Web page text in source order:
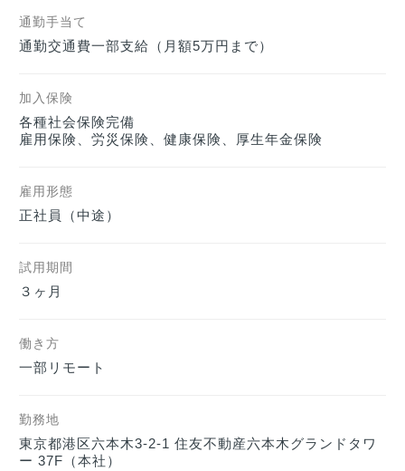
通勤手当て
通勤交通費一部支給（月額5万円まで）
加入保険
各種社会保険完備
雇用保険、労災保険、健康保険、厚生年金保険
雇用形態
正社員（中途）
試用期間
３ヶ月
働き方
一部リモート
勤務地
東京都港区六本木3-2-1 住友不動産六本木グランドタワ
ー 37F（本社）